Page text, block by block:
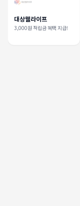
대상웰라이프
3,000원 적립금 혜택 지급!